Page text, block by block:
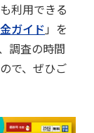
利用できる
ガイド 」を
調査の時間
で、ぜひご